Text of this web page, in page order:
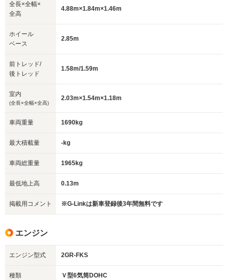
全長×全幅×
全高
4.88m×1.84m×1.46m
ホイール
ベース
2.85m
前トレッド/
後トレッド
1.58m/1.59m
室内
(全長×全幅×全高)
2.03m×1.54m×1.18m
車両重量 1690kg
最大積載量 -kg
車両総重量 1965kg
最低地上高 0.13m
掲載用コメント ※G-Linkは新車登録後3年間無料です
エンジン
エンジン型式 2GR-FKS
種類 Ｖ型6気筒DOHC